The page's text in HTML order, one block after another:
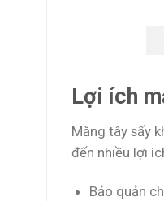
Lợi ích
Măng tây sấy
đến nhiều lợi
Bảo quản